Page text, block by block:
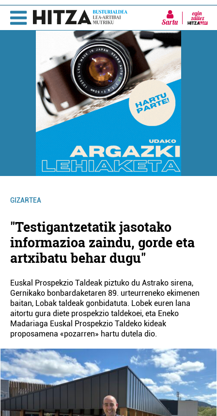
Sartu
GIZARTEA
"Testigantzetatik jasotako
informazioa zaindu, gorde eta
artxibatu behar dugu"
Euskal Prospekzio Taldeak piztuko du Astrako sirena,
Gernikako bonbardaketaren 89. urteurreneko ekimenen
baitan, Lobak taldeak gonbidatuta. Lobek euren lana
aitortu gura diete prospekzio taldekoei, eta Eneko
Madariaga Euskal Prospekzio Taldeko kideak
proposamena «pozarren» hartu dutela dio.